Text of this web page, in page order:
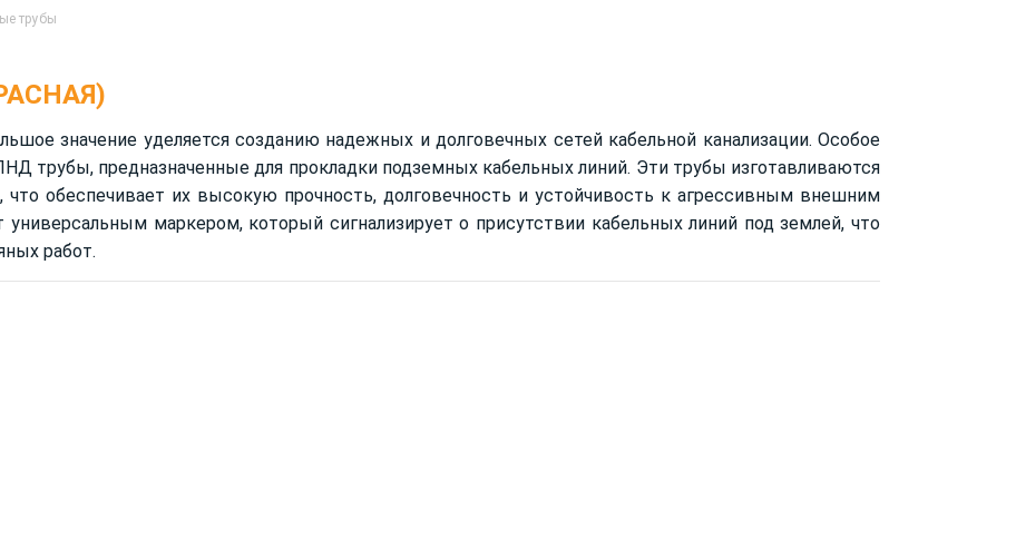
трубы
значение уделяется созданию надежных и долговечных сетей кабельной канализации. Особое
трубы, предназначенные для прокладки подземных кабельных линий. Эти трубы изготавливаются
обеспечивает их высокую прочность, долговечность и устойчивость к агрессивным внешним
маркером, который сигнализирует о присутствии кабельных линий под землей, что
работ.